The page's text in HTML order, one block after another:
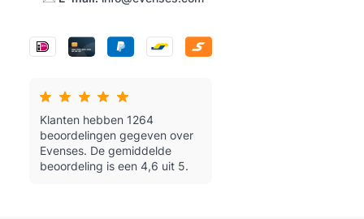
Klanten hebben 1264
beoordelingen gegeven over
Evenses. De gemiddelde
beoordeling is een 4,6 uit 5.